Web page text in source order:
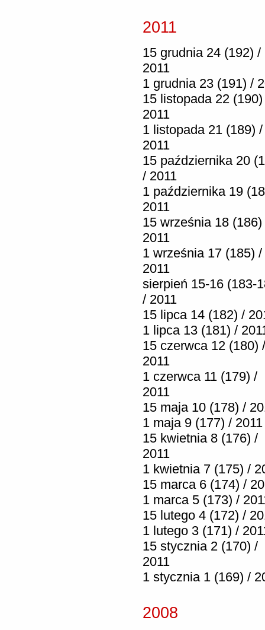
2011
15 grudnia 24 (192) /
2011
1 grudnia 23 (191) /
15 listopada 22
2011
1 listopada 21 (189) /
2011
15 października 20
/ 2011
1 października 19
2011
15 września 18 (186)
2011
1 września 17 (185) /
2011
sierpień 15-16 (183-
/ 2011
15 lipca 14 (182) /
1 lipca 13 (181) /
15 czerwca 12 (180) /
2011
1 czerwca 11 (179) /
2011
15 maja 10 (178) /
1 maja 9 (177) / 2011
15 kwietnia 8 (176) /
2011
1 kwietnia 7 (175) /
15 marca 6 (174) /
1 marca 5 (173) /
15 lutego 4 (172) /
1 lutego 3 (171) /
15 stycznia 2 (170) /
2011
1 stycznia 1 (169) /
2008